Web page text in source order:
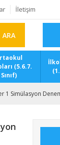
İletişim
ARA
(5.6.7.
Sınıf)
1 Simülasyon